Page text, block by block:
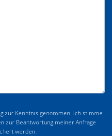
zur Kenntnis genommen. Ich stimme
zur Beantwortung meiner Anfrage
werden.